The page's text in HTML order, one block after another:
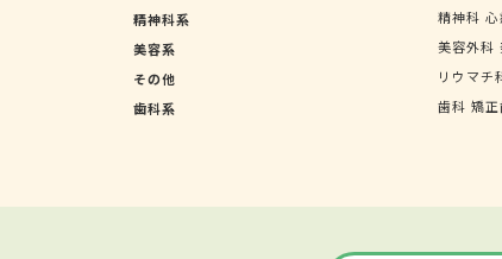
精神科系
精神科
美容系
美容外科
その他
リウマチ
歯科系
歯科 矯